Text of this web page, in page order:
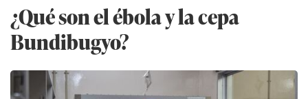
¿Qué son el ébola y la cepa
Bundibugyo?